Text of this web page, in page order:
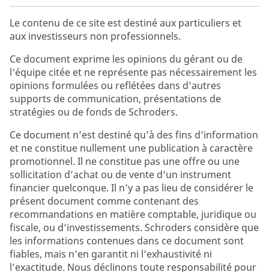
Le contenu de ce site est destiné aux particuliers et
aux investisseurs non professionnels.
Ce document exprime les opinions du gérant ou de
l'équipe citée et ne représente pas nécessairement les
opinions formulées ou reflétées dans d’autres
supports de communication, présentations de
stratégies ou de fonds de Schroders.
Ce document n’est destiné qu’à des fins d’information
et ne constitue nullement une publication à caractère
promotionnel. Il ne constitue pas une offre ou une
sollicitation d’achat ou de vente d’un instrument
financier quelconque. Il n’y a pas lieu de considérer le
présent document comme contenant des
recommandations en matière comptable, juridique ou
fiscale, ou d’investissements. Schroders considère que
les informations contenues dans ce document sont
fiables, mais n’en garantit ni l’exhaustivité ni
l’exactitude. Nous déclinons toute responsabilité pour